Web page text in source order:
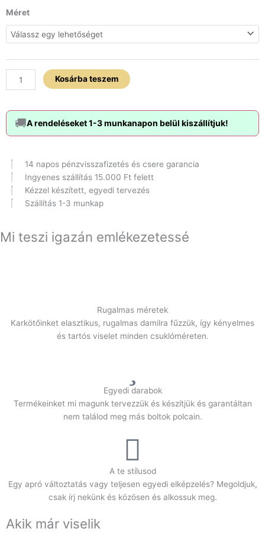
Méret
Apa
feliratos
obszidián
szett
mennyiség
Kosárba teszem
🚚A rendeléseket 1-3 munkanapon belül kiszállítjuk!
14 napos pénzvisszafizetés és csere garancia
Ingyenes szállítás 15.000 Ft felett
Kézzel készített, egyedi tervezés
Szállítás 1-3 munkap
Mi teszi igazán emlékezetessé
Rugalmas méretek
Karkötőinket elasztikus, rugalmas damilra fűzzük, így kényelmes
és tartós viselet minden csuklóméreten.
Egyedi darabok
Termékeinket mi magunk tervezzük és készítjük és garantáltan
nem találod meg más boltok polcain.
A te stílusod
Egy apró változtatás vagy teljesen egyedi elképzelés? Megoldjuk,
csak írj nekünk és közösen és alkossuk meg.
Akik már viselik